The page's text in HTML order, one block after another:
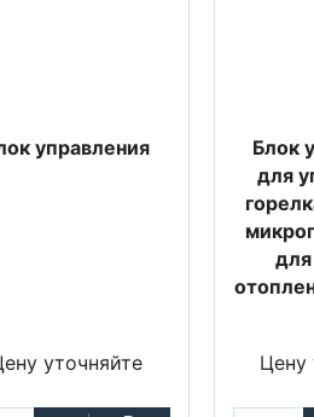
управления
уточняйте
Блок
для
Цену